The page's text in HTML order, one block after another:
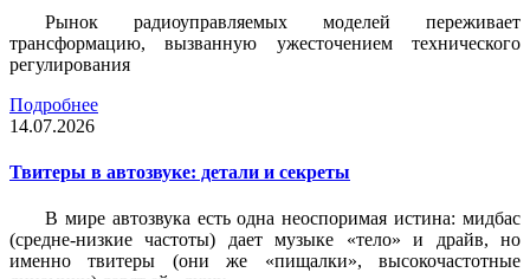
Рынок радиоуправляемых моделей переживает
трансформацию, вызванную ужесточением технического
регулирования
Подробнее
14.07.2026
Твитеры в автозвуке: детали и секреты
В мире автозвука есть одна неоспоримая истина: мидбас
(средне-низкие частоты) дает музыке «тело» и драйв, но
именно твитеры (они же «пищалки», высокочастотные